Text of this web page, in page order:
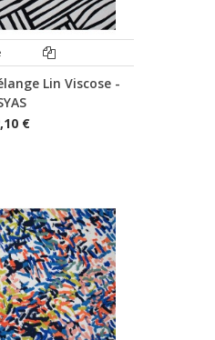
Lin Viscose -
€